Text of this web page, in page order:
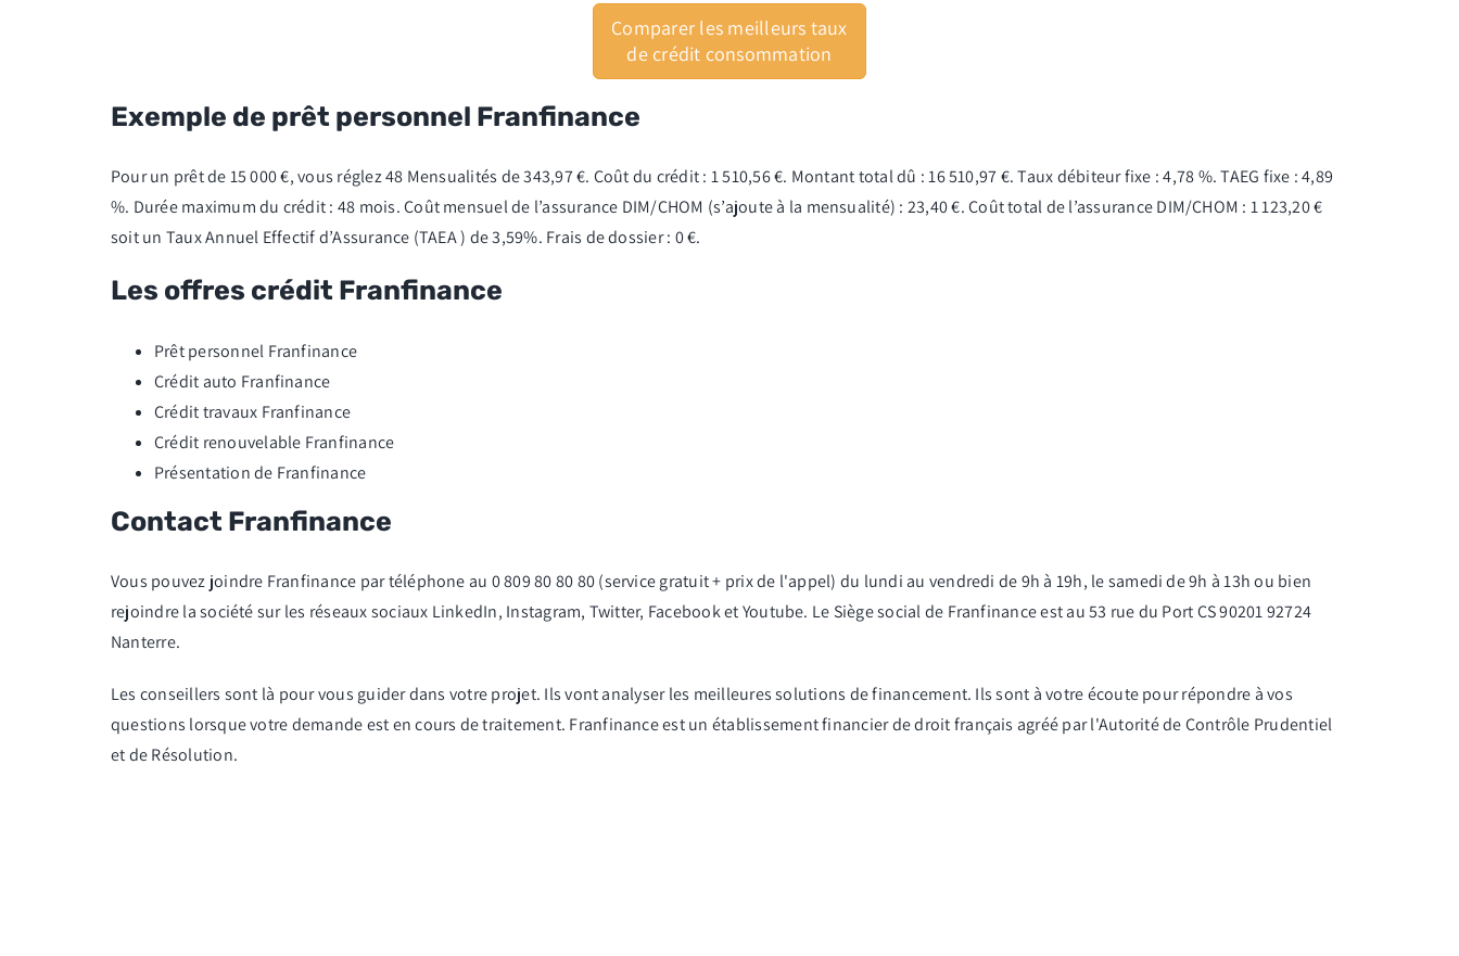
Comparer les meilleurs taux
de crédit consommation
Exemple de prêt personnel Franfinance
Pour un prêt de 15 000 €, vous réglez 48 Mensualités de 343,97 €. Coût du crédit : 1 510,56 €. Montant total dû : 16 510,97 €. Taux débiteur fixe : 4,78 %. TAEG fixe : 4,89
%. Durée maximum du crédit : 48 mois. Coût mensuel de l’assurance DIM/CHOM (s’ajoute à la mensualité) : 23,40 €. Coût total de l’assurance DIM/CHOM : 1 123,20 €
soit un Taux Annuel Effectif d’Assurance (TAEA ) de 3,59%. Frais de dossier : 0 €.
Les offres crédit Franfinance
Prêt personnel Franfinance
Crédit auto Franfinance
Crédit travaux Franfinance
Crédit renouvelable Franfinance
Présentation de Franfinance
Contact Franfinance
Vous pouvez joindre Franfinance par téléphone au 0 809 80 80 80 (service gratuit + prix de l'appel) du lundi au vendredi de 9h à 19h, le samedi de 9h à 13h ou bien
rejoindre la société sur les réseaux sociaux LinkedIn, Instagram, Twitter, Facebook et Youtube. Le Siège social de Franfinance est au 53 rue du Port CS 90201 92724
Nanterre.
Les conseillers sont là pour vous guider dans votre projet. Ils vont analyser les meilleures solutions de financement. Ils sont à votre écoute pour répondre à vos
questions lorsque votre demande est en cours de traitement. Franfinance est un établissement financier de droit français agréé par l'Autorité de Contrôle Prudentiel
et de Résolution.